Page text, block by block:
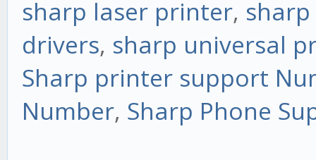
sharp laser printer,
drivers, sharp universal
Sharp printer support
Number, Sharp Phone